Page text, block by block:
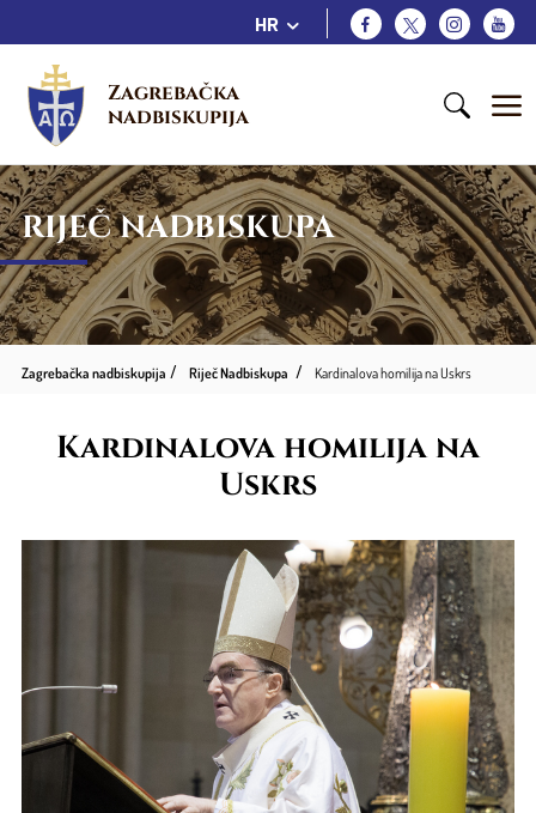
HR
Zagrebačka
nadbiskupija
RIJEČ NADBISKUPA
Zagrebačka nadbiskupija Riječ Nadbiskupa Kardinalova homilija na Uskrs
Kardinalova homilija na
Uskrs